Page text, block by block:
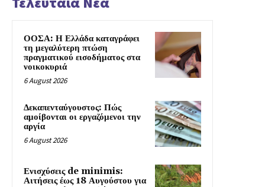
ΟΟΣΑ: Η Ελλάδα καταγράφει
τη μεγαλύτερη πτώση
πραγματικού εισοδήματος στα
νοικοκυριά
6 August 2026
Δεκαπενταύγουστος: Πώς
αμοίβονται οι εργαζόμενοι την
αργία
6 August 2026
Ενισχύσεις de minimis:
Αιτήσεις έως 18 Αυγούστου για